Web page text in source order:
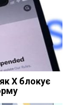
X блокує